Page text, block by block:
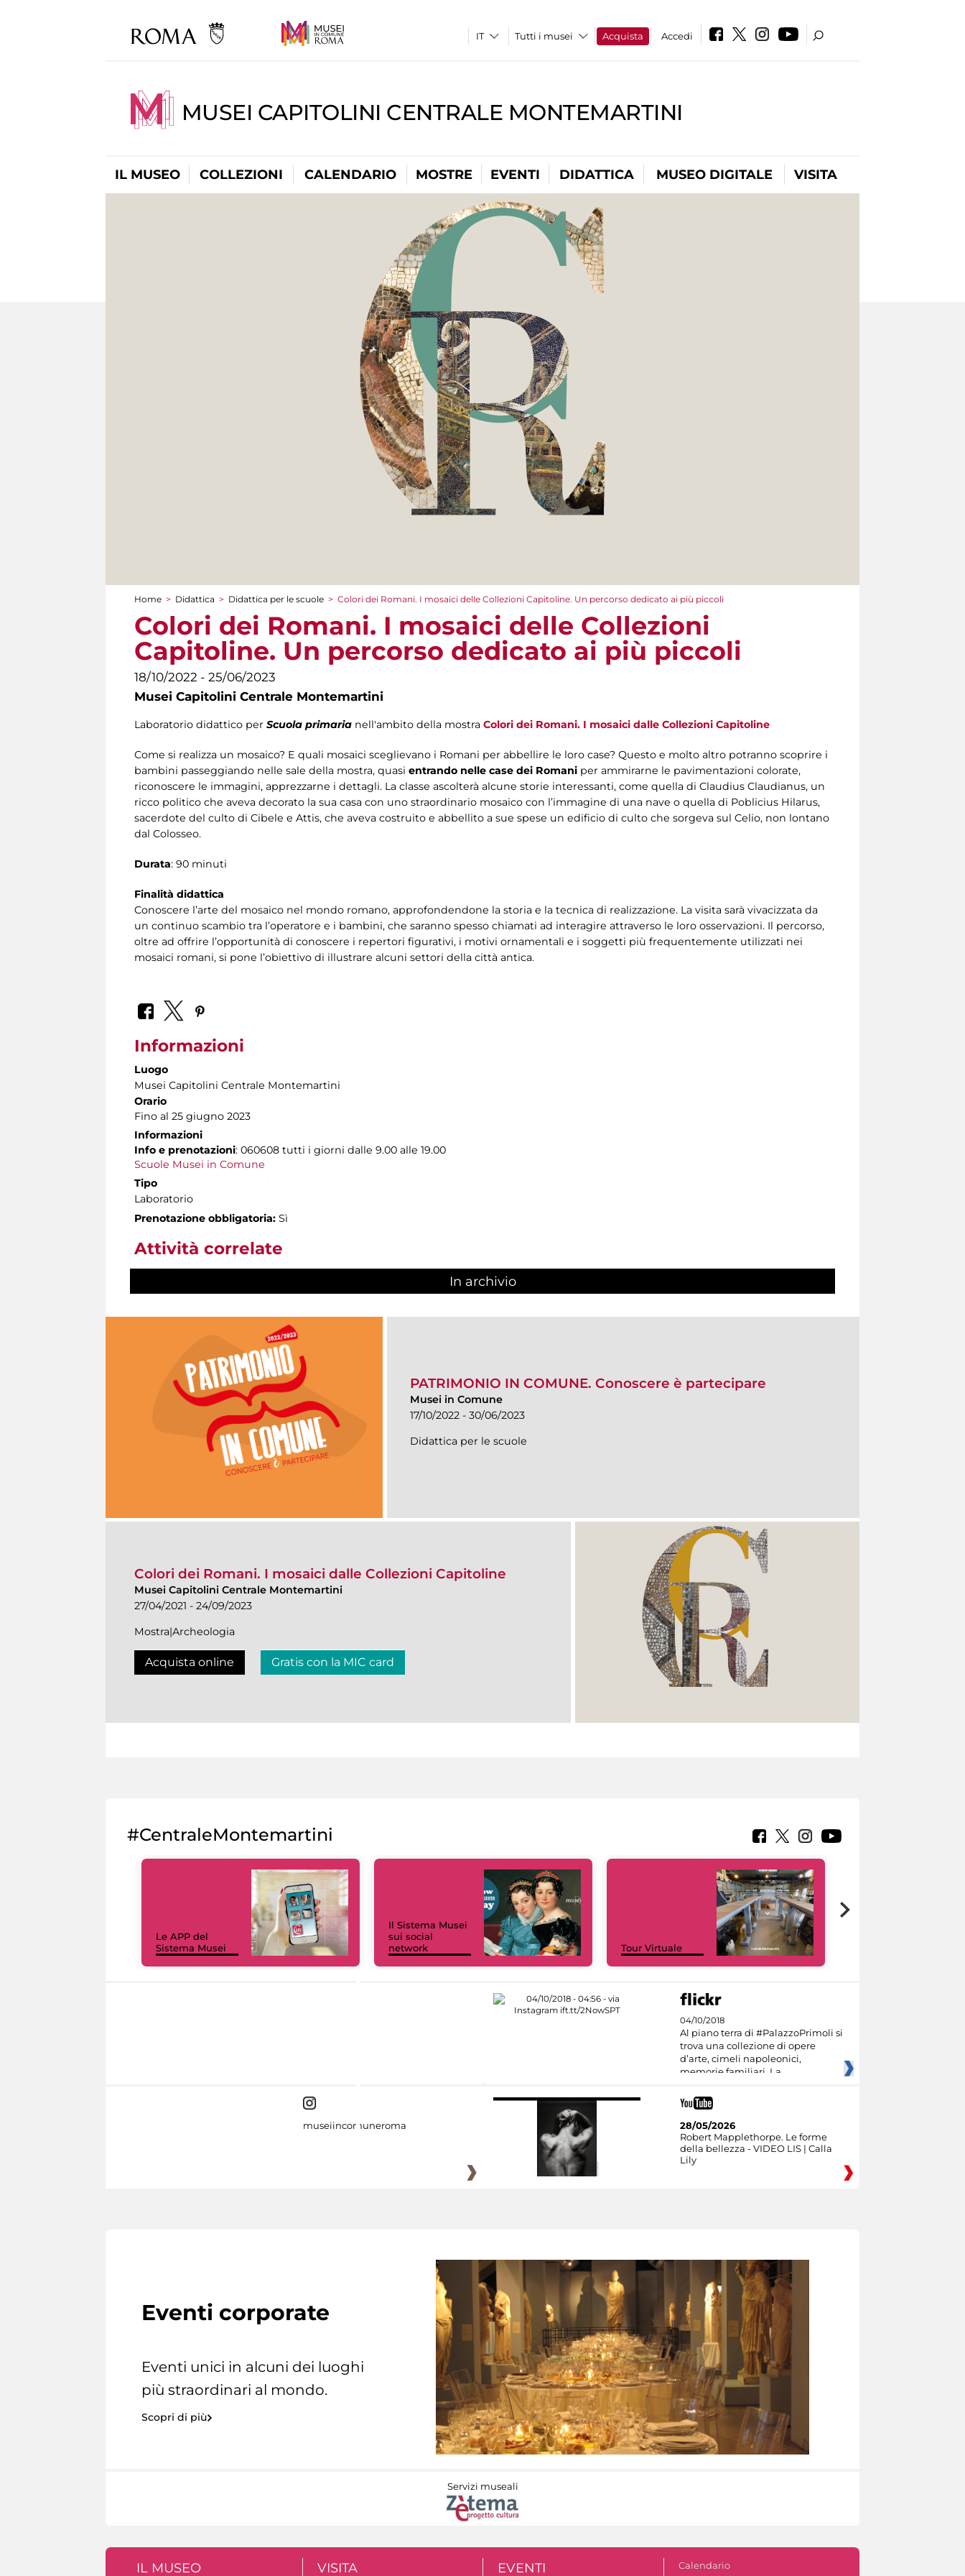
Tutti i musei Acquista Accedi
MUSEI CAPITOLINI CENTRALE MONTEMARTINI
IL MUSEO COLLEZIONI CALENDARIO MOSTRE EVENTI DIDATTICA MUSEO DIGITALE VISITA
Tu sei qui
Home > Didattica > Didattica per le scuole > Colori dei Romani. I mosaici delle Collezioni Capitoline. Un percorso dedicato ai più piccoli
Colori dei Romani. I mosaici delle Collezioni
Capitoline. Un percorso dedicato ai più piccoli
18/10/2022 - 25/06/2023
Musei Capitolini Centrale Montemartini
Laboratorio didattico per Scuola primaria nell'ambito della mostra Colori dei Romani. I mosaici dalle Collezioni Capitoline
Come si realizza un mosaico? E quali mosaici sceglievano i Romani per abbellire le loro case? Questo e molto altro potranno scoprire i
bambini passeggiando nelle sale della mostra, quasi entrando nelle case dei Romani per ammirarne le pavimentazioni colorate,
riconoscere le immagini, apprezzarne i dettagli. La classe ascolterà alcune storie interessanti, come quella di Claudius Claudianus, un
ricco politico che aveva decorato la sua casa con uno straordinario mosaico con l’immagine di una nave o quella di Poblicius Hilarus,
sacerdote del culto di Cibele e Attis, che aveva costruito e abbellito a sue spese un edificio di culto che sorgeva sul Celio, non lontano
dal Colosseo.
Durata: 90 minuti
Finalità didattica
Conoscere l’arte del mosaico nel mondo romano, approfondendone la storia e la tecnica di realizzazione. La visita sarà vivacizzata da
un continuo scambio tra l’operatore e i bambini, che saranno spesso chiamati ad interagire attraverso le loro osservazioni. Il percorso,
oltre ad offrire l’opportunità di conoscere i repertori figurativi, i motivi ornamentali e i soggetti più frequentemente utilizzati nei
mosaici romani, si pone l’obiettivo di illustrare alcuni settori della città antica.
Informazioni
Luogo
Musei Capitolini Centrale Montemartini
Orario
Fino al 25 giugno 2023
Informazioni
Info e prenotazioni: 060608 tutti i giorni dalle 9.00 alle 19.00
Scuole Musei in Comune
Tipo
Laboratorio
Prenotazione obbligatoria: Sì
Attività correlate
In archivio
PATRIMONIO IN COMUNE. Conoscere è partecipare
Musei in Comune
17/10/2022 - 30/06/2023
Didattica per le scuole
Colori dei Romani. I mosaici dalle Collezioni Capitoline
Musei Capitolini Centrale Montemartini
27/04/2021 - 24/09/2023
Mostra|Archeologia
Acquista online Gratis con la MIC card
#CentraleMontemartini
Le APP del
Sistema Musei
Il Sistema Musei
sui social
network
Tour Virtuale
04/10/2018
Al piano terra di #PalazzoPrimoli si
trova una collezione di opere
d’arte, cimeli napoleonici,
memorie familiari. La
museiincomuneroma
28/05/2026
Robert Mapplethorpe. Le forme
della bellezza - VIDEO LIS | Calla
Lily
Eventi corporate
Eventi unici in alcuni dei luoghi
più straordinari al mondo.
Scopri di più
Servizi museali
IL MUSEO VISITA EVENTI
Calendario